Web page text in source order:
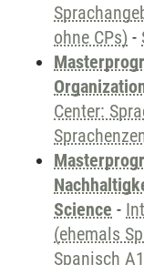
ohne CPs) -
Center:
Science -
(ehemals
Spanisch A1